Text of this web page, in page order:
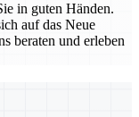
in guten Händen.
auf das Neue
beraten und erleben